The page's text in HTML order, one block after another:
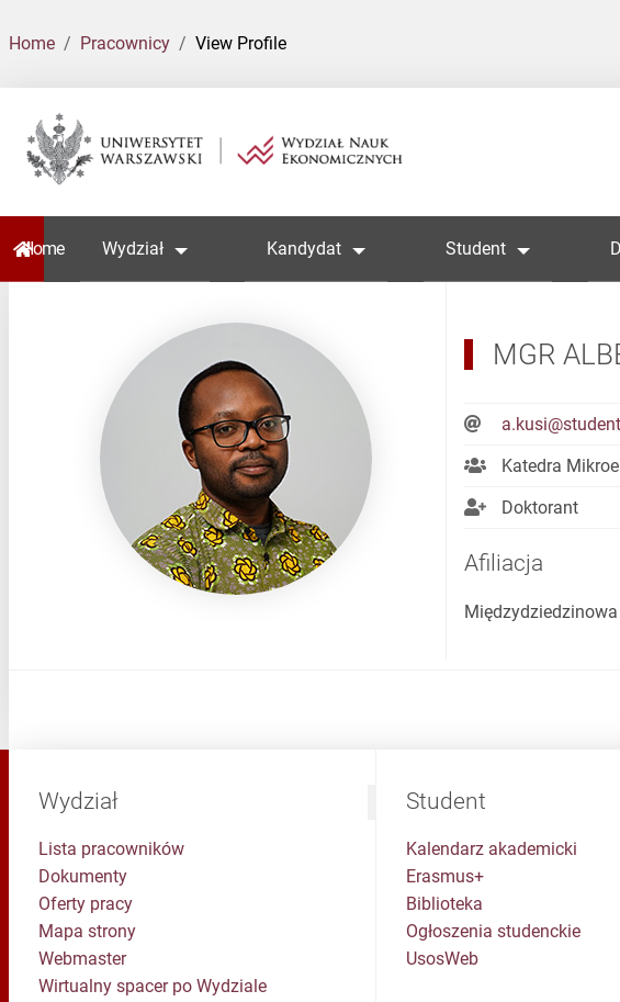
Home Pracownicy View Profile
Home Wydział Kandydat Student
MGR
Katedra
Doktorant
Afiliacja
Wydział
Lista pracowników
Dokumenty
Oferty pracy
Mapa strony
Webmaster
Wirtualny spacer po Wydziale
Student
Kalendarz akademicki
Erasmus+
Biblioteka
Ogłoszenia studenckie
UsosWeb